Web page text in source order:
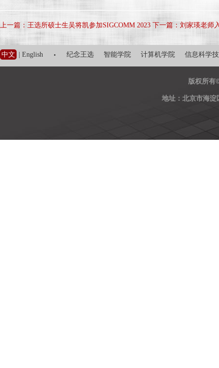
上一篇：王选所硕士生吴将凯参加SIGCOMM 2023 下一篇：刘家瑛老师
中文 English · 纪念王选 智能学院 计算机学院 信息科学
版权所有
地址：北京市海